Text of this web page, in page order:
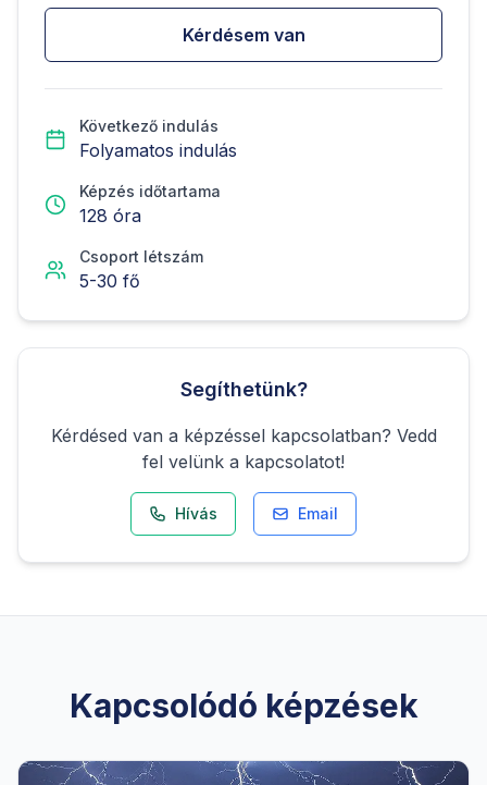
Kérdésem van
Következő indulás
Folyamatos indulás
Képzés időtartama
128 óra
Csoport létszám
5-30 fő
Segíthetünk?
Kérdésed van a képzéssel kapcsolatban? Vedd
fel velünk a kapcsolatot!
Hívás Email
Kapcsolódó képzések